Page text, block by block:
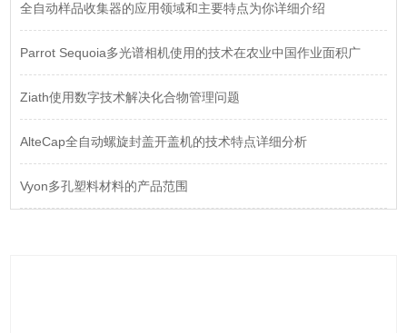
全自动样品收集器的应用领域和主要特点为你详细介绍
Parrot Sequoia多光谱相机使用的技术在农业中国作业面积广
Ziath使用数字技术解决化合物管理问题
AlteCap全自动螺旋封盖开盖机的技术特点详细分析
Vyon多孔塑料材料的产品范围